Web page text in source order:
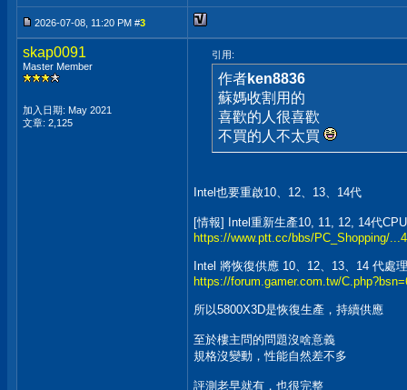
2026-07-08, 11:20 PM #3
skap0091
Master Member
加入日期: May 2021
文章: 2,125
引用:
作者ken8836
蘇媽收割用的
喜歡的人很喜歡
不買的人不太買
Intel也要重啟10、12、13、14代
[情報] Intel重新生產10, 11, 12, 14代CPU
https://www.ptt.cc/bbs/PC_Shopping/
Intel 將恢復供應 10、12、13、14 代處
https://forum.gamer.com.tw/
所以5800X3D是恢復生產，持續供應
至於樓主問的問題沒啥意義
規格沒變動，性能自然差不多
評測老早就有，也很完整